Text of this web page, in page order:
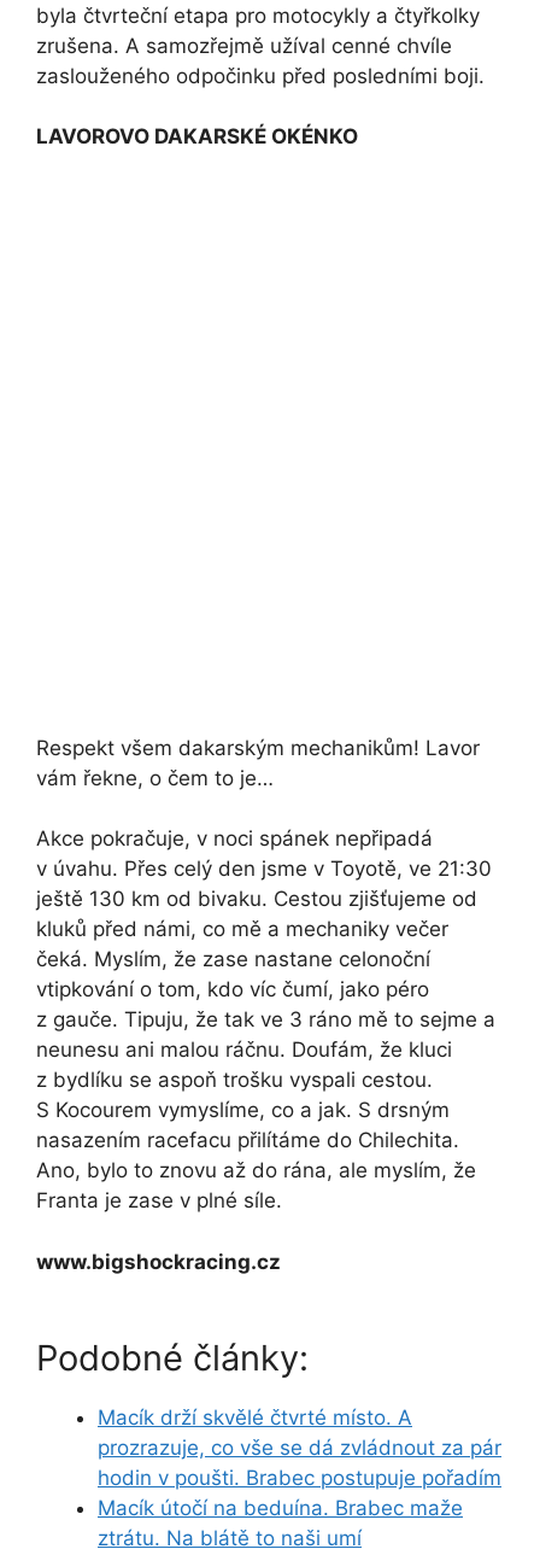
byla čtvrteční etapa pro motocykly a čtyřkolky
zrušena. A samozřejmě užíval cenné chvíle
zaslouženého odpočinku před posledními boji.
LAVOROVO DAKARSKÉ OKÉNKO
Respekt všem dakarským mechanikům! Lavor
vám řekne, o čem to je…
Akce pokračuje, v noci spánek nepřipadá
v úvahu. Přes celý den jsme v Toyotě, ve 21:30
ještě 130 km od bivaku. Cestou zjišťujeme od
kluků před námi, co mě a mechaniky večer
čeká. Myslím, že zase nastane celonoční
vtipkování o tom, kdo víc čumí, jako péro
z gauče. Tipuju, že tak ve 3 ráno mě to sejme a
neunesu ani malou ráčnu. Doufám, že kluci
z bydlíku se aspoň trošku vyspali cestou.
S Kocourem vymyslíme, co a jak. S drsným
nasazením racefacu přilítáme do Chilechita.
Ano, bylo to znovu až do rána, ale myslím, že
Franta je zase v plné síle.
www.bigshockracing.cz
Podobné články:
Macík drží skvělé čtvrté místo. A
prozrazuje, co vše se dá zvládnout za pár
hodin v poušti. Brabec postupuje pořadím
Macík útočí na beduína. Brabec maže
ztrátu. Na blátě to naši umí